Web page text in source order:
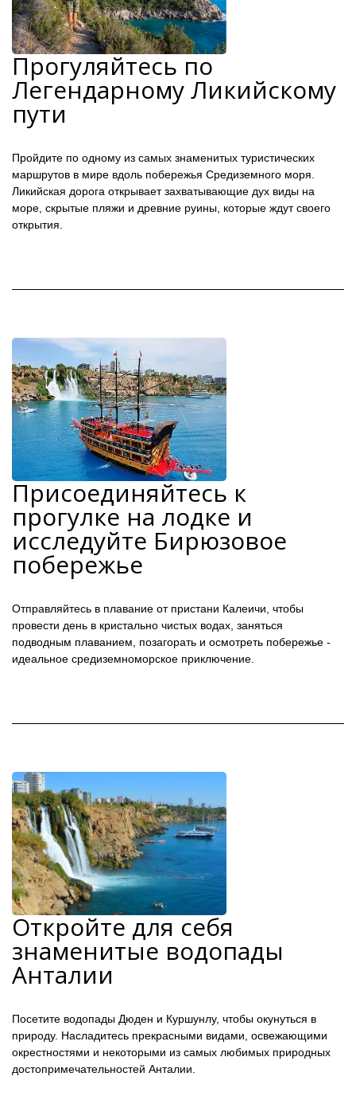
Прогуляйтесь по
Легендарному Ликийскому
пути
Пройдите по одному из самых знаменитых туристических
маршрутов в мире вдоль побережья Средиземного моря.
Ликийская дорога открывает захватывающие дух виды на
море, скрытые пляжи и древние руины, которые ждут своего
открытия.
Присоединяйтесь к
прогулке на лодке и
исследуйте Бирюзовое
побережье
Отправляйтесь в плавание от пристани Калеичи, чтобы
провести день в кристально чистых водах, заняться
подводным плаванием, позагорать и осмотреть побережье -
идеальное средиземноморское приключение.
Откройте для себя
знаменитые водопады
Анталии
Посетите водопады Дюден и Куршунлу, чтобы окунуться в
природу. Насладитесь прекрасными видами, освежающими
окрестностями и некоторыми из самых любимых природных
достопримечательностей Анталии.